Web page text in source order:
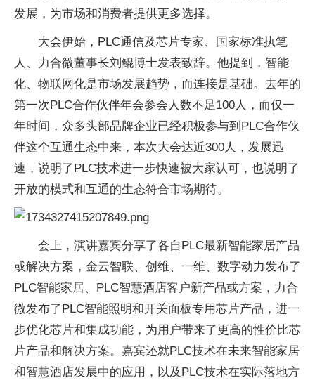
发展，为市场和消费者提供更多选择。
大会伊始，PLC通信及芯片专家、国家标准执笔
人、力合微董事长刘鲲博士发表致辞。他提到，智能
化、物联网化是市场发展趋势，而连接是基础。去年的
第一次PLC合作伙伴年会参会人数不足100人，而仅一
年时间，众多头部品牌企业已经积极参与到PLC合作伙
伴这个互通生态中来，本次大会达近300人，发展迅
速，说明了PLC技术进一步快速被大家认可，也说明了
开放的模式和互通的生态符合市场期待。
会上，演讲嘉宾分享了各自PLC最新智能家居产品
或解决方案，金云智联、创维、一维、数字动力发布了
PLC智能家居、PLC智慧酒店客户新产品或方案，力合
微发布了PLC智能照明和开关面板专用芯片产品，进一
步优化芯片和集成功能，为用户带来了更高的性价比芯
片产品和解决方案。嘉宾还就PLC技术在未来智能家居
和智慧酒店发展中的应用，以及PLC技术在实际落地方